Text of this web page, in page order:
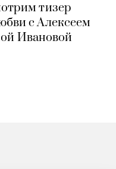
тизер
с Алексеем
Ивановой